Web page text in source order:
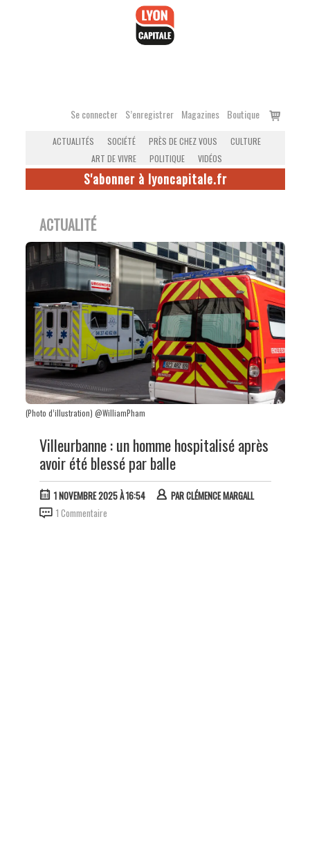
Se connecter S’enregistrer Magazines Boutique
Voir
ACTUALITÉS SOCIÉTÉ PRÈS DE CHEZ VOUS
CULTURE
ART DE VIVRE
POLITIQUE VIDÉOS
S'abonner à lyoncapitale.fr
ACTUALITÉ
(Photo d’illustration) @WilliamPham
Villeurbanne : un homme hospitalisé après
avoir été blessé par balle
1 NOVEMBRE 2025 À 16:54 PARCLÉMENCE MARGALL
1 Commentaire